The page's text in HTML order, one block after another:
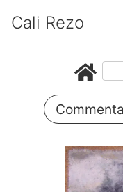
Cali Rezo